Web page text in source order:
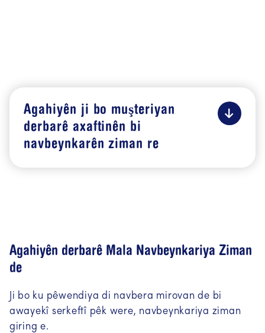
(AR))
Informacije na hrvatskom jeziku
(Kroatisch (HR))
Agahiyên ji bo muşteriyan
derbarê axaftinên bi
navbeynkarên ziman re
Agahiyên derbarê Mala Navbeynkariya Ziman
de
Ji bo ku pêwendiya di navbera mirovan de bi
awayekî serkeftî pêk were, navbeynkariya ziman
giring e.